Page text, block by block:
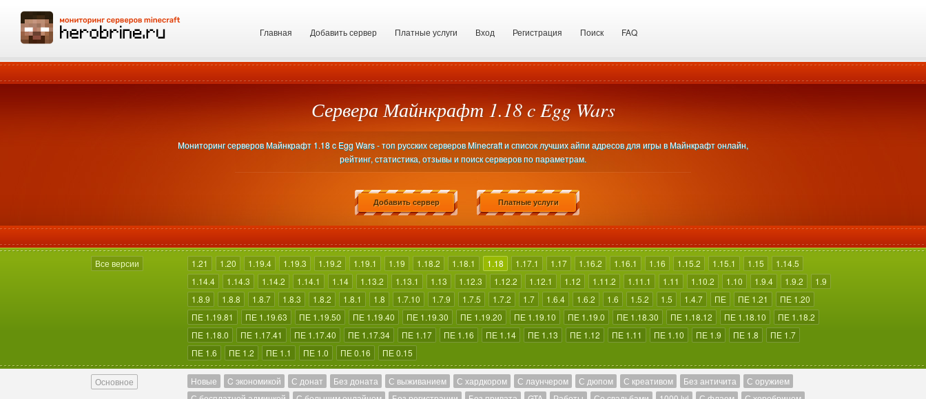
Главная Добавить сервер Платные услуги Вход Регистрация Поиск FAQ
Сервера Майнкрафт 1.18 c Egg Wars
Мониторинг серверов Майнкрафт 1.18 c Egg Wars - топ русских серверов Minecraft и список лучших айпи адресов для игры в Майнкрафт онлайн,
рейтинг, статистика, отзывы и поиск серверов по параметрам.
Добавить сервер Платные услуги
Все версии 1.21 1.20 1.19.4 1.19.3 1.19.2 1.19.1 1.19 1.18.2 1.18.1 1.18 1.17.1 1.17 1.16.2 1.16.1 1.16 1.15.2 1.15.1 1.15
1.14.5
1.14.4
1.14.3 1.14.2 1.14.1 1.14 1.13.2 1.13.1 1.13 1.12.3 1.12.2 1.12.1 1.12 1.11.2 1.11.1 1.11 1.10.2 1.10 1.9.4 1.9.2
1.9
1.8.9
1.8.8 1.8.7 1.8.3 1.8.2 1.8.1 1.8 1.7.10 1.7.9 1.7.5 1.7.2 1.7 1.6.4 1.6.2 1.6 1.5.2 1.5 1.4.7 ПЕ ПЕ 1.21
ПЕ 1.20
ПЕ 1.19.81
ПЕ 1.19.63 ПЕ 1.19.50 ПЕ 1.19.40 ПЕ 1.19.30 ПЕ 1.19.20 ПЕ 1.19.10 ПЕ 1.19.0 ПЕ 1.18.30 ПЕ 1.18.12 ПЕ 1.18.10
ПЕ 1.18.2
ПЕ 1.18.0
ПЕ 1.17.41 ПЕ 1.17.40 ПЕ 1.17.34 ПЕ 1.17 ПЕ 1.16 ПЕ 1.14 ПЕ 1.13 ПЕ 1.12 ПЕ 1.11 ПЕ 1.10 ПЕ 1.9 ПЕ 1.8
ПЕ 1.7
ПЕ 1.6
ПЕ 1.2 ПЕ 1.1 ПЕ 1.0 ПЕ 0.16 ПЕ 0.15
Основное Новые C экономикой С донат Без доната С выживанием С хардкором С лаунчером С дюпом С креативом Без античита
С оружием